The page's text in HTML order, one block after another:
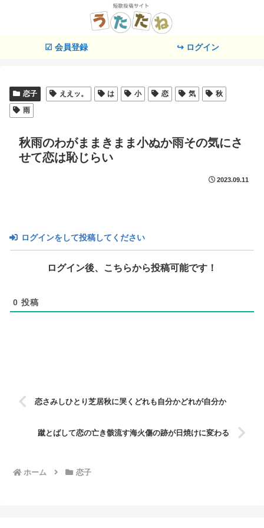
☑ 会員登録 ↪ ログイン
恋子 ええッ。 は 小 恋 気
秋
雨
秋雨のわがままきまま小ぬか雨その気にさ
せて恋は恥じらい
2023.09.11
ログインをして投稿してください
ログイン後、こちらから投稿可能です！
0 投稿
恋さみしひとり芝居秋に哭くどれも自分かどれが自分か
蹴とばして恋の亡き骸流す海火傷の跡が日焼けに変わる
ホーム 恋子